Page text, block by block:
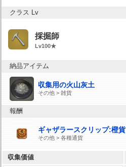
クラス Lv
採掘師
Lv100★
納品アイテム
収集用の火山灰土
その他 > 雑貨
報酬
ギャザラースクリップ:橙貨
その他 > 各種通貨
収集価値